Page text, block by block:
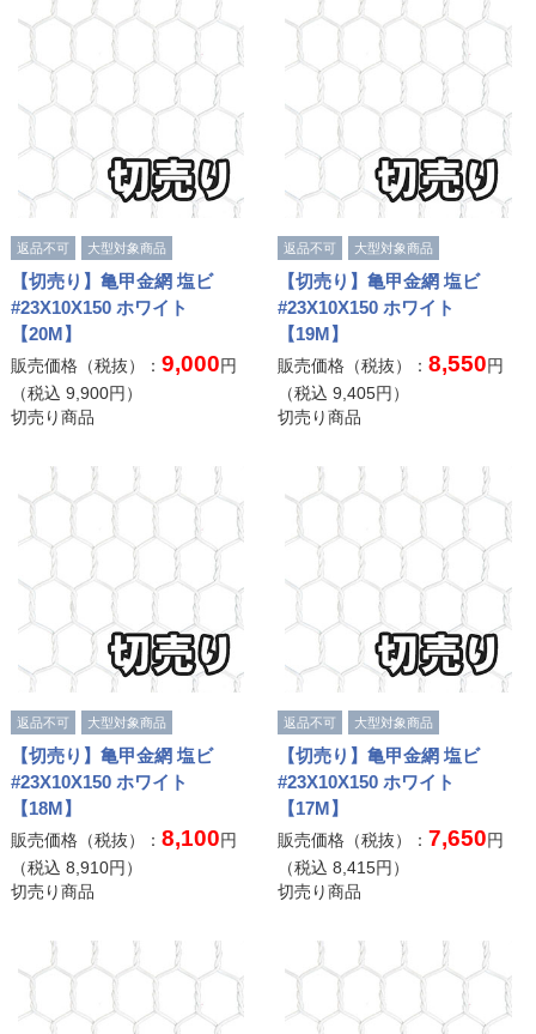
返品不可 大型対象商品
【切売り】亀甲金網 塩ビ
#23X10X150 ホワイト
【20M】
販売価格（税抜）： 9,000円
（税込 9,900円）
切売り商品
返品不可 大型対象商品
【切売り】亀甲金網 塩ビ
#23X10X150 ホワイト
【19M】
販売価格（税抜）：8,550円
（税込9,405円）
切売り商品
返品不可 大型対象商品
【切売り】亀甲金網 塩ビ
#23X10X150 ホワイト
【18M】
販売価格（税抜）： 8,100円
（税込 8,910円）
切売り商品
返品不可 大型対象商品
【切売り】亀甲金網 塩ビ
#23X10X150 ホワイト
【17M】
販売価格（税抜）： 7,650円
（税込8,415円）
切売り商品